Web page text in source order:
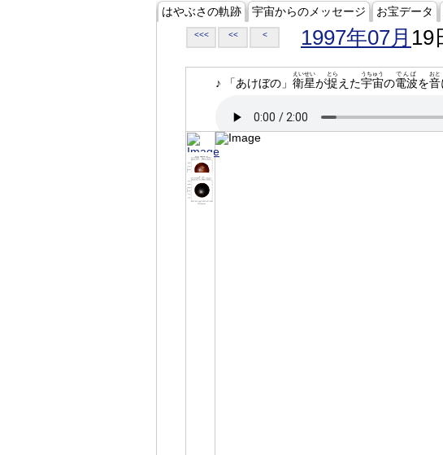
はやぶさの軌跡 宇宙からのメッセージ お宝データ
<<< << < 1997年07月 19
♪ 「あけぼの」 衛星
えいせい
が捉
とら
えた宇宙
うちゅう
の電波
でんぱ
を音
おと